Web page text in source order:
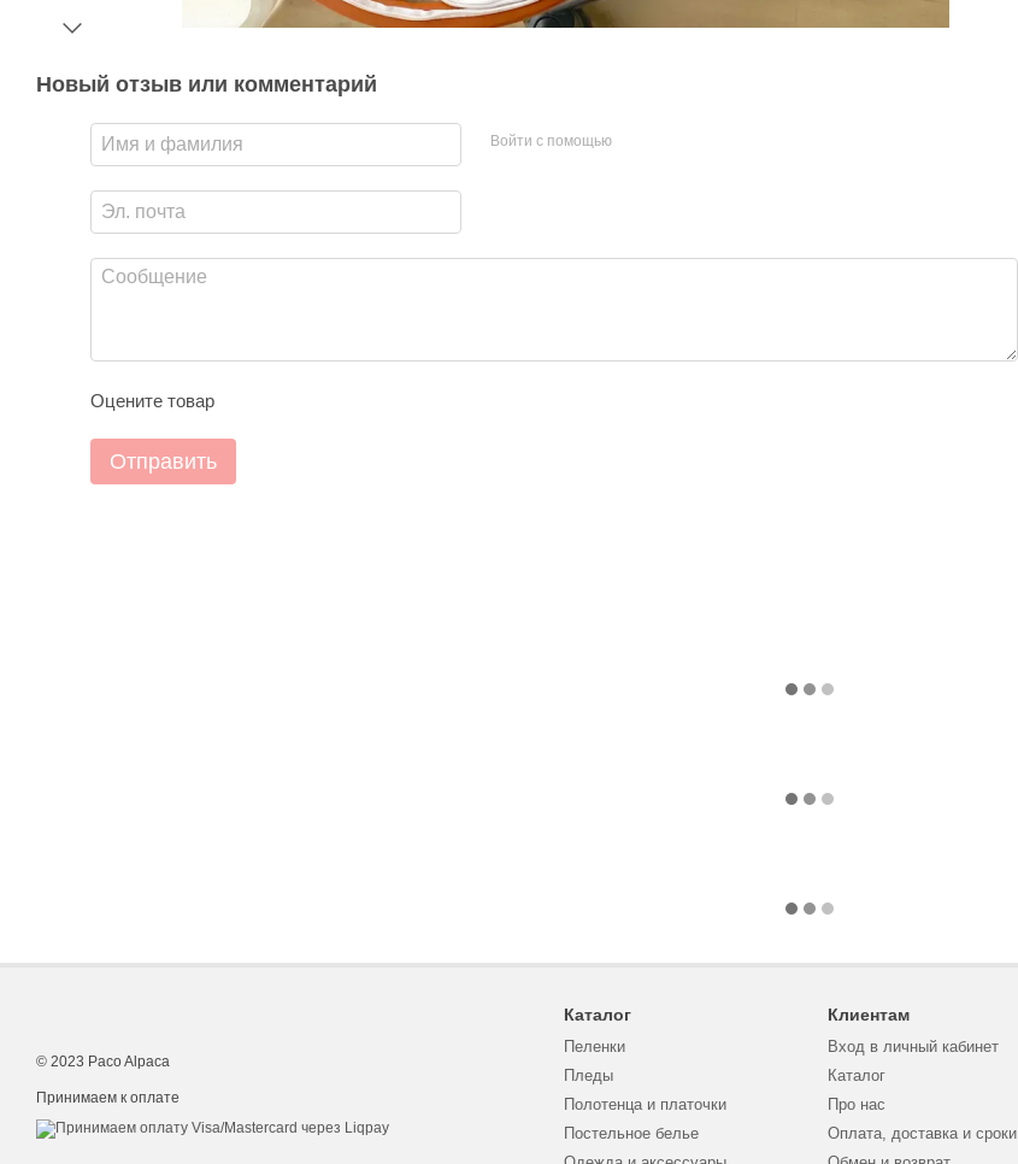
Новый отзыв или комментарий
Войти с помощью
Оцените товар
Отправить
© 2023 Paco Alpaca
Принимаем к оплате
Каталог
Пеленки
Пледы
Полотенца и платочки
Постельное белье
Клиентам
Вход в личный кабинет
Каталог
Про нас
Оплата, доставка и сроки